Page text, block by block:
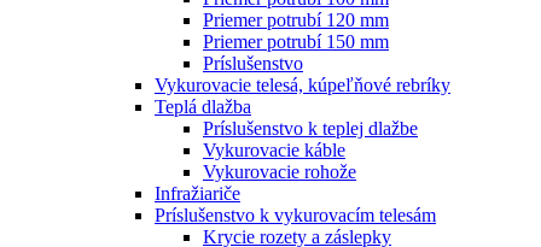
Priemer potrubí 120 mm
Priemer potrubí 150 mm
Príslušenstvo
Vykurovacie telesá, kúpeľňové rebríky
Teplá dlažba
Príslušenstvo k teplej dlažbe
Vykurovacie káble
Vykurovacie rohože
Infražiariče
Príslušenstvo k vykurovacím telesám
Krycie rozety a záslepky